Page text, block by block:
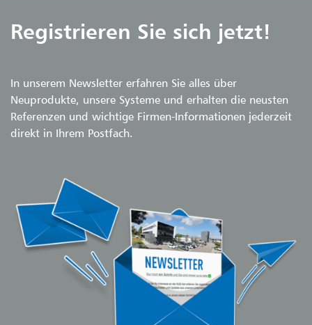
Registrieren Sie sich jetzt!
In unserem Newsletter erfahren Sie alles über
Neuprodukte, unsere Systeme und erhalten die neusten
Referenzen und wichtige Firmen-Informationen jederzeit
direkt in Ihrem Postfach.